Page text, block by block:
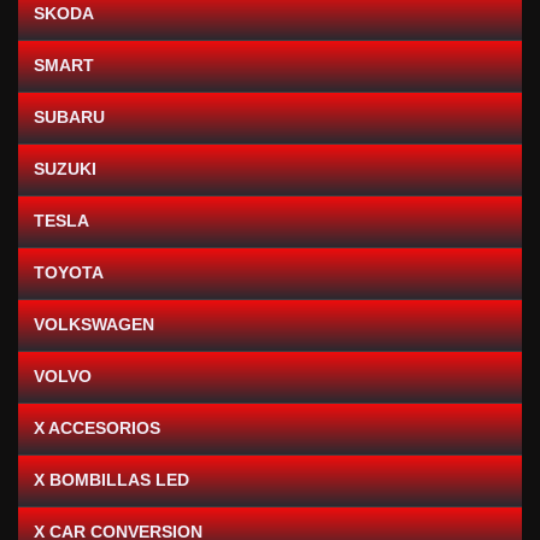
SKODA
SMART
SUBARU
SUZUKI
TESLA
TOYOTA
VOLKSWAGEN
VOLVO
X ACCESORIOS
X BOMBILLAS LED
X CAR CONVERSION